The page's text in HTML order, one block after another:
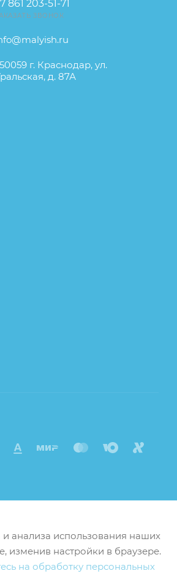
861 203-51-71
ЗВОНОК
г. Краснодар, ул.
д. 87А
и анализа использования наших
изменив настройки в браузере.
на обработку персональных